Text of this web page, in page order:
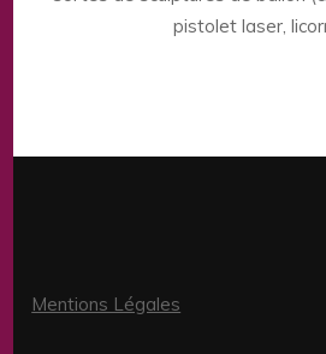
pistolet laser,
Mentions Légales